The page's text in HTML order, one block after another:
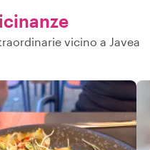
vicino a Javea